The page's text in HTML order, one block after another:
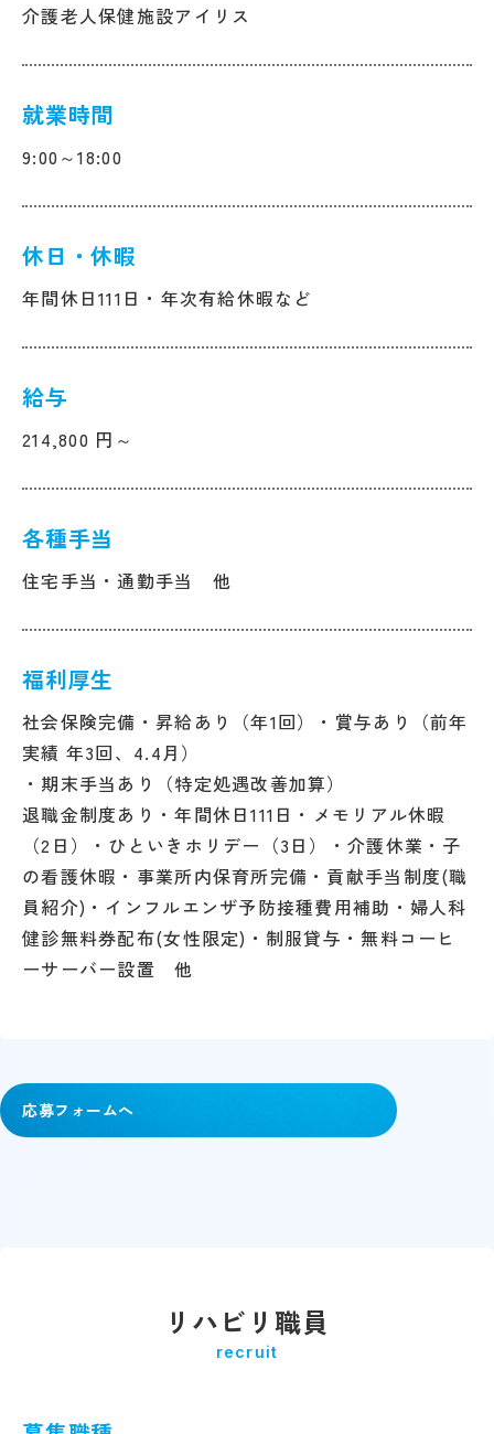
介護老人保健施設アイリス
就業時間
9:00～18:00
休日・休暇
年間休日111日・年次有給休暇など
給与
214,800 円～
各種手当
住宅手当・通勤手当 他
福利厚生
社会保険完備・昇給あり（年1回）・賞与あり（前年
実績 年3回、4.4月）
・期末手当あり（特定処遇改善加算）
退職金制度あり・年間休日111日・メモリアル休暇
（2日）・ひといきホリデー（3日）・介護休業・子
の看護休暇・事業所内保育所完備・貢献手当制度(職
員紹介)・インフルエンザ予防接種費用補助・婦人科
健診無料券配布(女性限定)・制服貸与・無料コーヒ
ーサーバー設置 他
応募フォームへ
リハビリ職員
recruit